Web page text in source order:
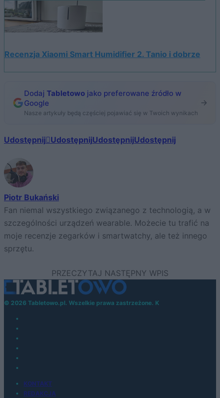
Recenzja Xiaomi Smart Humidifier 2. Tanio i dobrze
Dodaj Tabletowo jako preferowane źródło w
Google
Nasze artykuły będą częściej pojawiać się w Twoich wynikach
Udostępnij UdostępnijUdostępnijUdostępnij
Piotr Bukański
Fan niemal wszystkiego związanego z technologią, a w
szczególności urządzeń wearable. Możecie tu trafić na
moje recenzje zegarków i smartwatchy, ale też innego
sprzętu.
© 2026 Tabletowo.pl. Wszelkie prawa zastrzeżone. K
KONTAKT
REDAKCJA